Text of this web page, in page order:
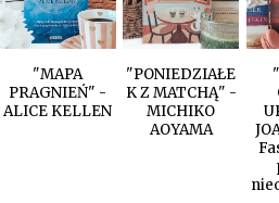
"MAPA
PRAGNIEŃ" -
ALICE KELLEN
"PONIEDZIAŁE
K Z MATCHĄ" -
MICHIKO
AOYAMA